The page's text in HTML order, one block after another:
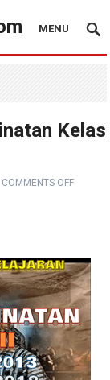
MENU
Kelas
COMMENTS OFF